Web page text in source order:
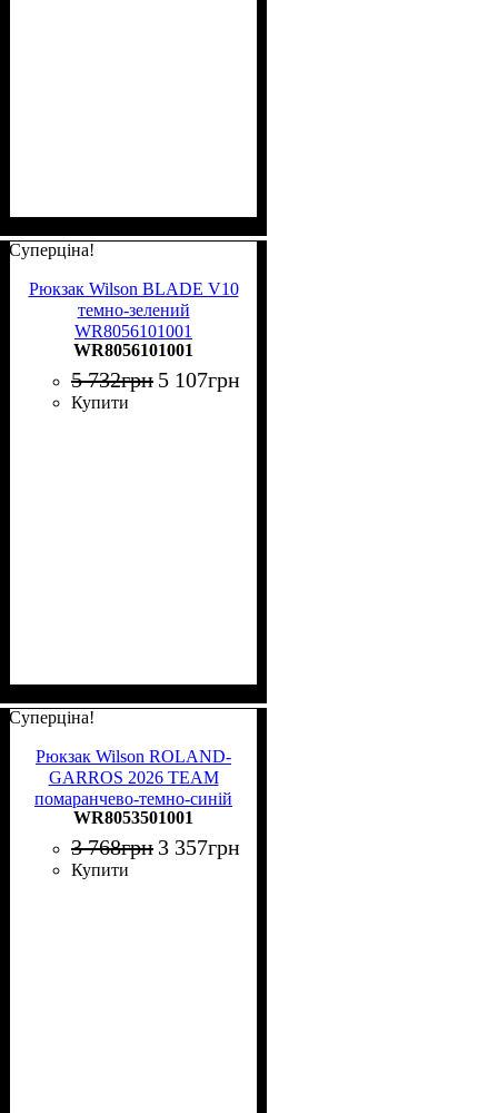
Суперціна!
Рюкзак Wilson BLADE V10
темно-зелений
WR8056101001
WR8056101001
5 732грн 5 107грн
Купити
Суперціна!
Рюкзак Wilson ROLAND-
GARROS 2026 TEAM
помаранчево-темно-синій
WR8053501001
WR8053501001
3 768грн 3 357грн
Купити